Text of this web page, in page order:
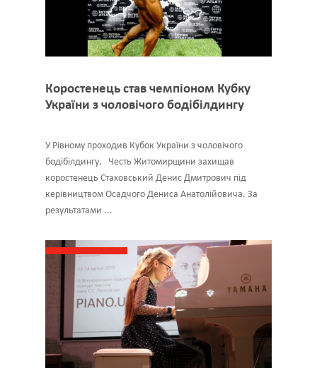
Коростенець став чемпіоном Кубку
України з чоловічого бодібілдингу
У Рівному проходив Кубок України з чоловічого
бодібілдингу. Честь Житомирщини захищав
коростенець Стаховський Денис Дмитрович під
керівництвом Осадчого Дениса Анатолійовича. За
результатами ...